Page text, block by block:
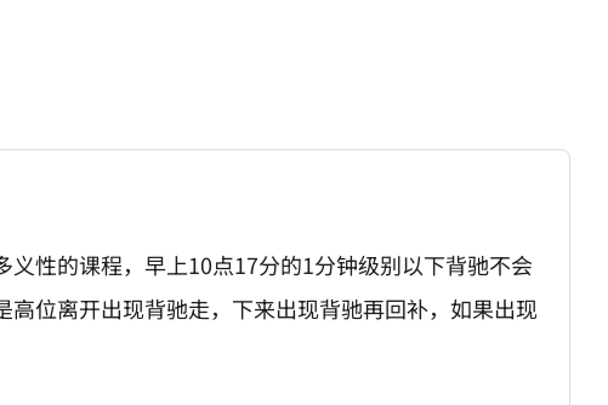
性的课程，早上10点17分的1分钟级别以下背驰不会
位离开出现背驰走，下来出现背驰再回补，如果出现